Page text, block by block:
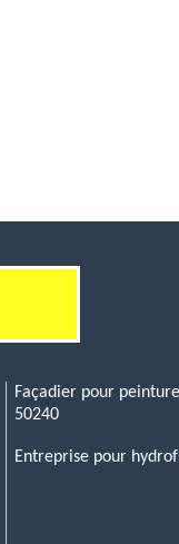
Façadier pour
50240
Entreprise pour